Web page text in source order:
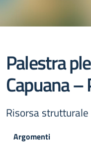
Palestra
Capuana
Risorsa strutturale
Argomenti